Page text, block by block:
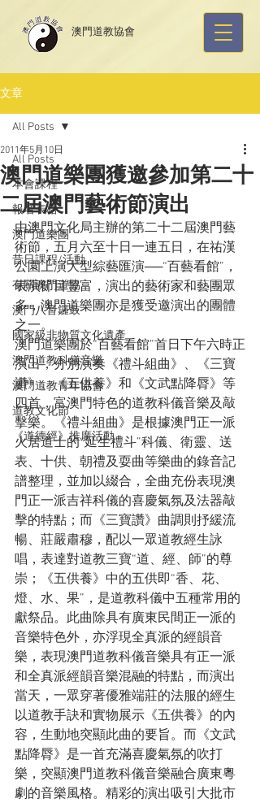
​澳門道教協會
文章
All Posts
本會課程
報名表格
澳門道樂團
昔日課程/活動
有關澳門道協
澳門八音鑼鼓
國家級非物質文化遺產
澳門道教科儀音樂
澳門道教青年協會
道教文化節
《道德經》推廣活動
All Posts
澳門道樂團獲邀參加第二十
二屆澳門藝術節演出
2011年5月10日
由澳門文化局主辦的第二十二屆澳門藝
術節，五月六至十日一連五日，在祐漢
公園上演大型綜藝匯演──“百藝看館”，
表演節目豐富，演出的藝術家和藝團眾
多，澳門道樂團亦是獲受邀演出的團體
之一。
澳門道樂團於“百藝看館”首日下午六時正
演出，分別演奏《禮斗組曲》、《三寶
讚》、《五供養》和《文武點降脣》等
四首，富澳門特色的道教科儀音樂及敲
擊樂。《禮斗組曲》是根據澳門正一派
火居道士的“延生禮斗”科儀、衛靈、送
表、十供、朝禮及耍曲等樂曲的錄音記
譜整理，並加以綴合，全曲充份表現澳
門正一派吉祥科儀的喜慶氣氛及法器敲
擊的特點；而《三寶讚》曲調則抒緩流
暢、莊嚴肅穆，配以一眾道教經生詠
唱，表達對道教三寶“道、經、師”的尊
崇；《五供養》中的五供即“香、花、
燈、水、果”，是道教科儀中五種常用的
獻祭品。此曲除具有廣東民間正一派的
音樂特色外，亦浮現全真派的經韻音
樂，表現澳門道教科儀音樂具有正一派
和全真派經韻音樂混融的特點，而演出
當天，一眾穿著優雅端莊的法服的經生
以道教手訣和實物展示《五供養》的內
容，生動地突顯此曲的要旨。而《文武
點降脣》是一首充滿喜慶氣氛的吹打
樂，突顯澳門道教科儀音樂融合廣東粵
劇的音樂風格。精彩的演出吸引大批市